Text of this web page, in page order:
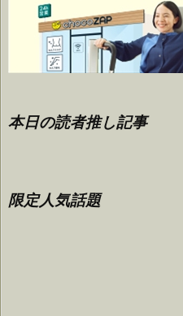
本日の読者推し記事
限定人気話題